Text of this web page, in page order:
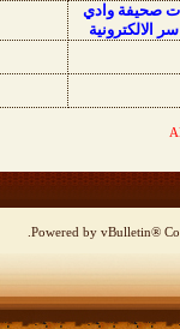
صحيفة وادي
الالكترونية
Powered by vBulletin®